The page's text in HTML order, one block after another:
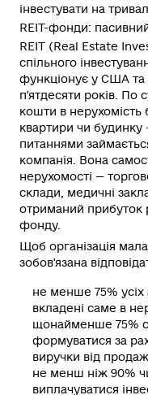
інвестувати на
REIT-фонди:
REIT (Real Estate
спільного
функціонує у США та
п'ятдесяти років. По
кошти в
квартири чи будинку
питаннями
компанія. Вона
нерухомості —
склади, медичні
отриманий прибуток
фонду.
Щоб організація
зобов'язана
не менше 75% усіх
вкладені саме в
щонайменше 75%
формуватися за
виручки від
не менш ніж 90%
виплачуватися